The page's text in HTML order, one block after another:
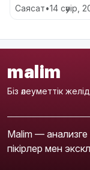
Саясат•14 сәуір,
malim
Біз әлеуметтік
Malim — анализге
пікірлер мен